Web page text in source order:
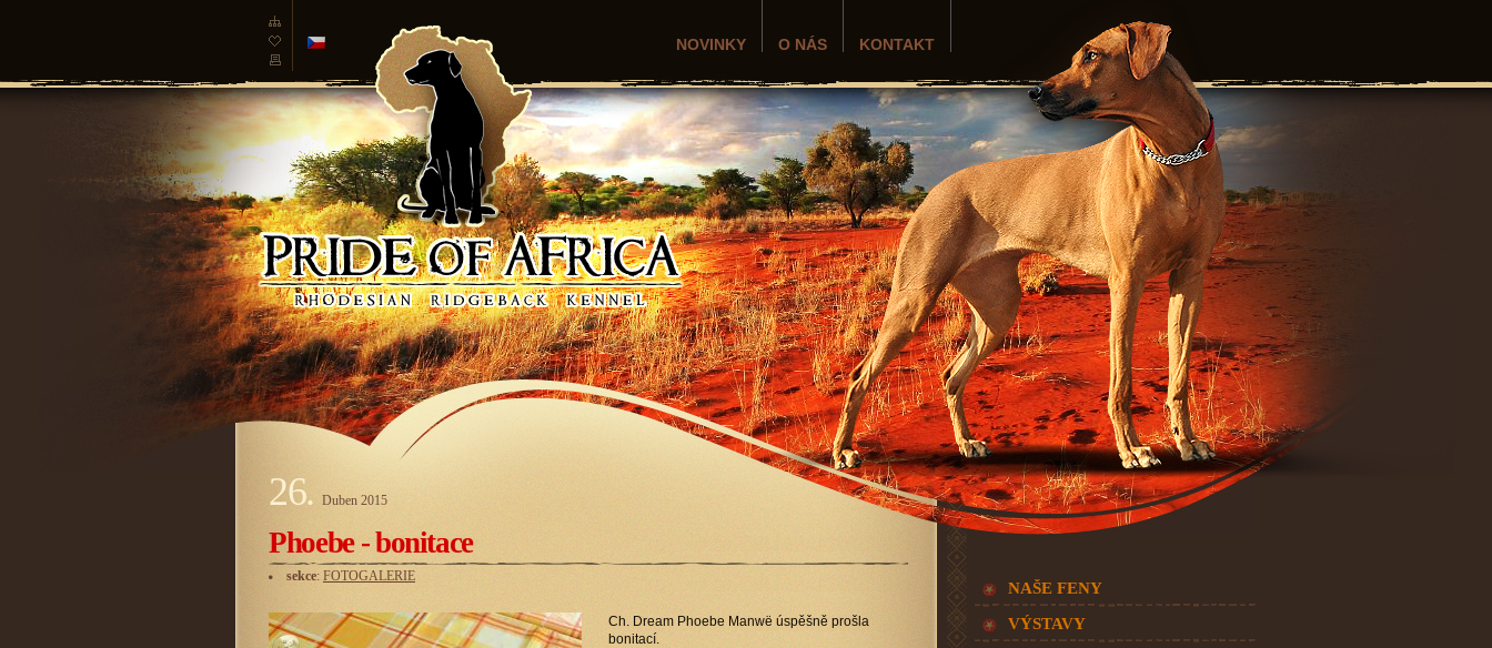
NOVINKY O NÁS KONTAKT
česká
NAŠE FENY
VÝSTAVY
26.Duben 2015
Phoebe - bonitace
sekce: FOTOGALERIE
Ch. Dream Phoebe Manwë úspěšně prošla
bonitací.